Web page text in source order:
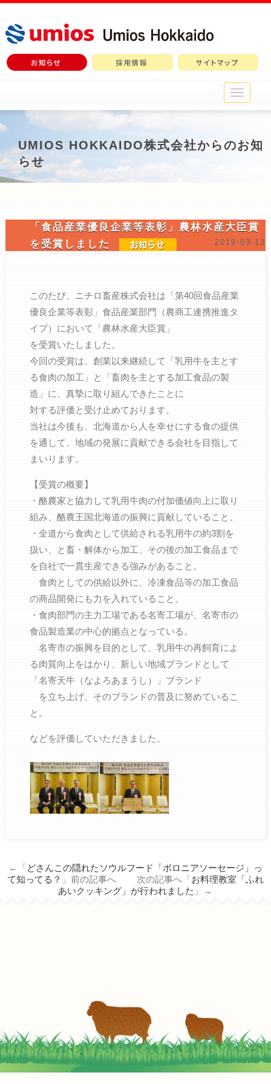
メ
イ
ニ
ュ
UMIOS HOKKAIDO株式会社からのお知
らせ
「食品産業優良企業等表彰」農林水産大臣賞
を受賞しました
2019-03-13
このたび、ニチロ畜産株式会社は「第40回食品産業
優良企業等表彰」食品産業部門（農商工連携推進タ
イプ）において「農林水産大臣賞」
を受賞いたしました。
今回の受賞は、創業以来継続して「乳用牛を主とす
る食肉の加工」と「畜肉を主とする加工食品の製
造」に、真摯に取り組んできたことに
対する評価と受け止めております。
当社は今後も、北海道から人を幸せにする食の提供
を通して、地域の発展に貢献できる会社を目指して
まいります。
【受賞の概要】
・酪農家と協力して乳用牛肉の付加価値向上に取り
組み、酪農王国北海道の振興に貢献していること。
・全道から食肉として供給される乳用牛の約3割を
扱い、と畜・解体から加工、その後の加工食品まで
を自社で一貫生産できる強みがあること。
食肉としての供給以外に、冷凍食品等の加工食品
の商品開発にも力を入れていること。
・食肉部門の主力工場である名寄工場が、名寄市の
食品製造業の中心的拠点となっている。
名寄市の振興を目的として、乳用牛の再飼育によ
る肉質向上をはかり、新しい地域ブランドとして
「名寄天牛（なよろあまうし）」ブランド
を立ち上げ、そのブランドの普及に努めているこ
と。
などを評価していただきました。
←「 どさんこの隠れたソウルフード「ボロニアソーセージ」っ
て知ってる？ 」前の記事へ 次の記事へ「 お料理教室「ふれ
あいクッキング」が行われました 」→